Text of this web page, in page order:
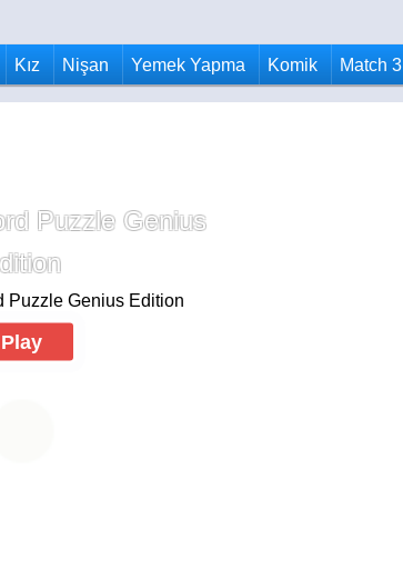
Kız Nişan Yemek Yapma Komik Match 3
Puzzle Genius
Play